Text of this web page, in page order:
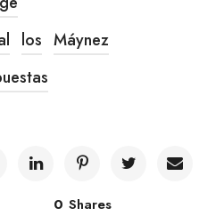
los Máynez
0 Shares